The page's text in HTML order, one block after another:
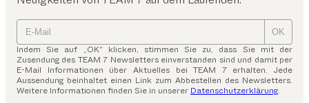
OK
Indem Sie auf „OK“ klicken, stimmen Sie zu, dass Sie mit der
Zusendung des TEAM 7 Newsletters einverstanden sind und damit per
E-Mail Informationen über Aktuelles bei TEAM 7 erhalten. Jede
Aussendung beinhaltet einen Link zum Abbestellen des Newsletters.
Weitere Informationen finden Sie in unserer Datenschutzerklärung.